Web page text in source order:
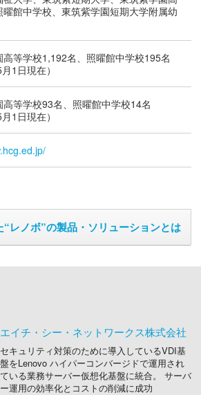
曜館中学校、東筑紫学園短期大学附属幼
高等学校1,192名、照曜館中学校195名
1日現在）
等学校93名、照曜館中学校14名
1日現在）
レノボ”の製品・ソリューションとは
エイチ・シー・ネットワークス株式会社
セキュリティ対策のために導入しているVDI基
盤をLenovo ハイパーコンバージドで運用され
ている業務サーバー仮想化基盤に統合。 サーバ
ー運用の効率化とコストの削減に成功